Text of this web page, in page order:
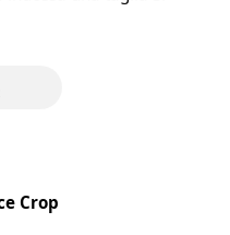
Crop